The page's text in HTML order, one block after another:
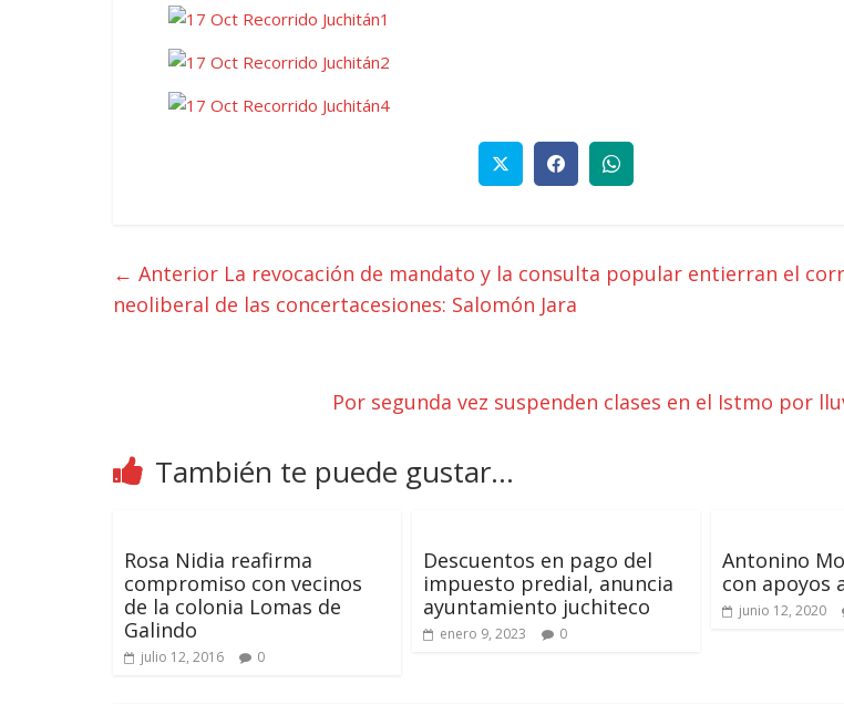
← Anterior La revocación de mandato y la consulta popular entierran el
neoliberal de las concertacesiones: Salomón Jara
Por segunda vez suspenden clases en el Istmo por
También te puede gustar...
Rosa Nidia reafirma
compromiso con vecinos
de la colonia Lomas de
Galindo
julio 12, 2016 0
Descuentos en pago del
impuesto predial, anuncia
ayuntamiento juchiteco
enero 9, 2023 0
Antonino
con apoyos
junio 12, 2020